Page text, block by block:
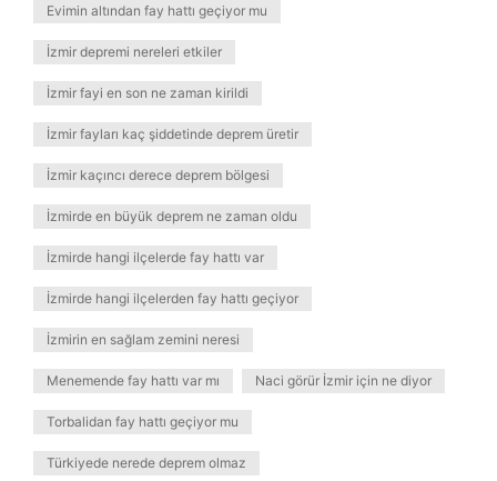
Evimin altından fay hattı geçiyor mu
İzmir depremi nereleri etkiler
İzmir fayi en son ne zaman kirildi
İzmir fayları kaç şiddetinde deprem üretir
İzmir kaçıncı derece deprem bölgesi
İzmirde en büyük deprem ne zaman oldu
İzmirde hangi ilçelerde fay hattı var
İzmirde hangi ilçelerden fay hattı geçiyor
İzmirin en sağlam zemini neresi
Menemende fay hattı var mı Naci görür İzmir için ne diyor
Torbalidan fay hattı geçiyor mu
Türkiyede nerede deprem olmaz